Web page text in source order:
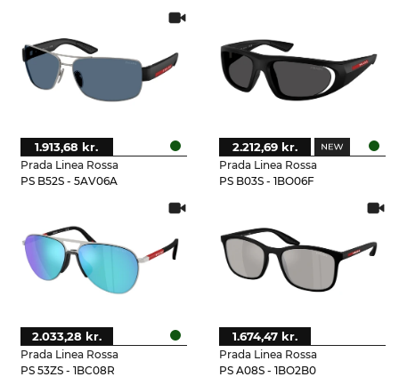
Prada Linea Rossa
PS B52S - 5AV06A
1.913,68 kr.
Prada Linea Rossa
PS B03S - 1BO06F
2.212,69 kr.
Prada Linea Rossa
PS 53ZS - 1BC08R
2.033,28 kr.
Prada Linea Rossa
PS A08S - 1BO2B0
1.674,47 kr.